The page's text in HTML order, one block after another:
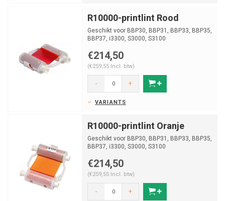
R10000-printlint Rood
Geschikt voor BBP30, BBP31, BBP33, BBP35,
BBP37, i3300, S3000, S3100
€214,50
(€259,55 Incl. btw)
- +
VARIANTS
R10000-printlint Oranje
Geschikt voor BBP30, BBP31, BBP33, BBP35,
BBP37, i3300, S3000, S3100
€214,50
(€259,55 Incl. btw)
- +